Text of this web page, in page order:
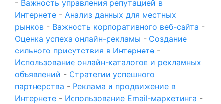
- Важность управления репутацией в
Интернете - Анализ данных для местных
рынков - Важность корпоративного веб-сайта -
Оценка успеха онлайн-рекламы - Создание
сильного присутствия в Интернете -
Использование онлайн-каталогов и рекламных
объявлений - Стратегии успешного
партнерства - Реклама и продвижение в
Интернете - Использование Email-маркетинга -